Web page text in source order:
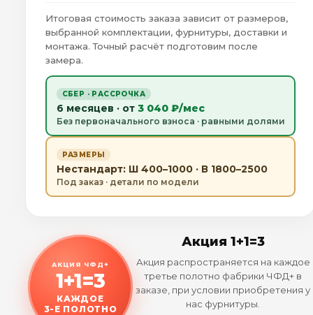
Итоговая стоимость заказа зависит от размеров,
выбранной комплектации, фурнитуры, доставки и
монтажа. Точный расчёт подготовим после
замера.
СБЕР · РАССРОЧКА
6 месяцев · от 3 040 ₽/мес
Без первоначального взноса · равными долями
РАЗМЕРЫ
Нестандарт: Ш 400–1000 · В 1800–2500
Под заказ · детали по модели
АКЦИЯ ЧФД+
1+1=3
КАЖДОЕ
3-Е ПОЛОТНО
Акция 1+1=3
Акция распространяется на каждое
третье полотно фабрики ЧФД+ в
заказе, при условии приобретения у
нас фурнитуры.